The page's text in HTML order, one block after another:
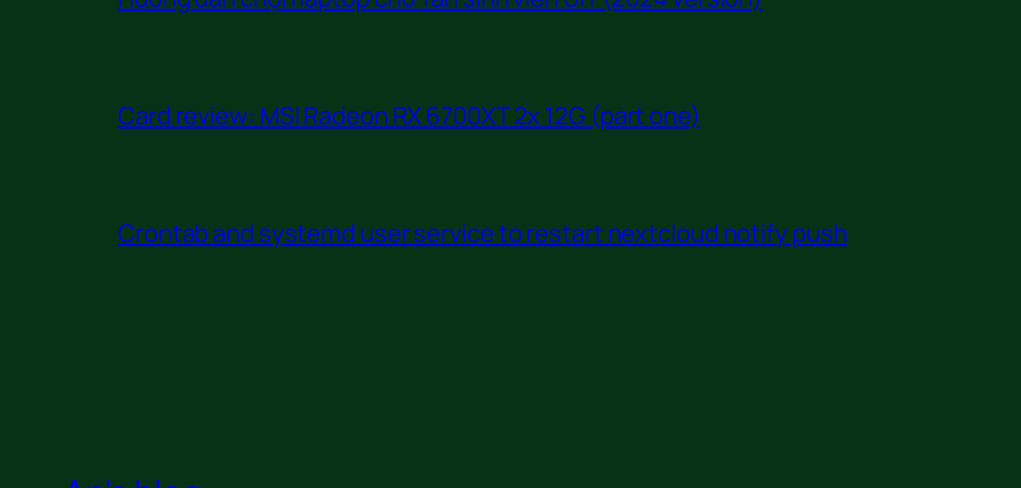
Card review: MSI Radeon RX 6700XT 2x 12G (part one)
Crontab and systemd user service to restart nextcloud notify push